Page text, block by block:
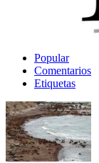
Popular
Comentarios
Etiquetas